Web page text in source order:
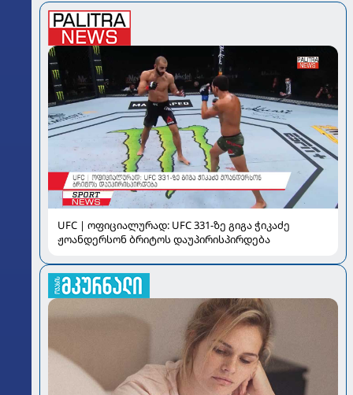
UFC | ოფიციალურად: UFC 331-ზე გიგა ჭიკაძე
ჟოანდერსონ ბრიტოს დაუპირისპირდება